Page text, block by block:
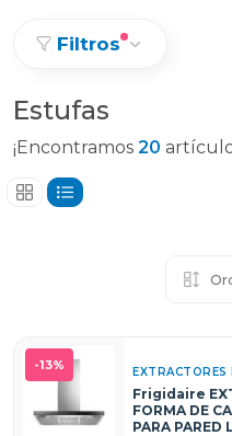
Filtros
Estufas
¡Encontramos 20
-13% EXTRACTORES
Frigidaire
FORMA DE
PARA PARED